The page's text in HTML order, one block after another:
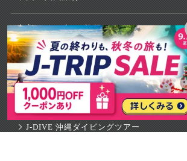
東京・ディズニー旅行
大阪・USJ旅行
目的別国内旅行サイト
J-DIVE 沖縄ダイビングツアー